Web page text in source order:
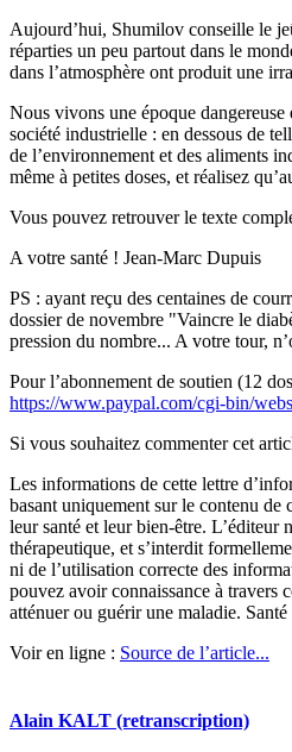
Aujourd’hui, Shumilov conseille le
réparties un peu partout dans le
dans l’atmosphère ont produit une
Nous vivons une époque
société industrielle : en dessous de
de l’environnement et des aliments
même à petites doses, et réalisez
Vous pouvez retrouver le texte
A votre santé ! Jean-Marc Dupuis
PS : ayant reçu des centaines de
dossier de novembre "Vaincre le
pression du nombre... A votre tour,
Pour l’abonnement de soutien (12
https://www.paypal.com/cgi-bin/
Si vous souhaitez commenter cet
Les informations de cette lettre
basant uniquement sur le contenu de
leur santé et leur bien-être. L’éditeur
thérapeutique, et s’interdit
ni de l’utilisation correcte des
pouvez avoir connaissance à travers
atténuer ou guérir une maladie.
Voir en ligne : Source de l’article...
Alain KALT (retranscription)